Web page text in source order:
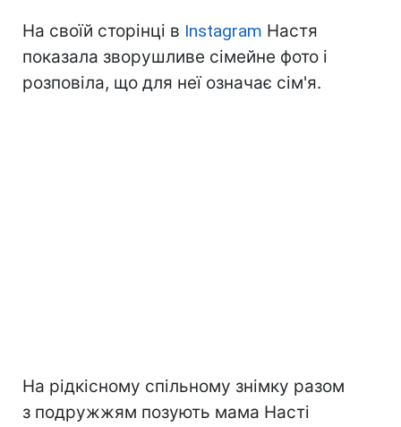
На своїй сторінці в Instagram Настя
показала зворушливе сімейне фото і
розповіла, що для неї означає сім'я.
На рідкісному спільному знімку разом
з подружжям позують мама Насті